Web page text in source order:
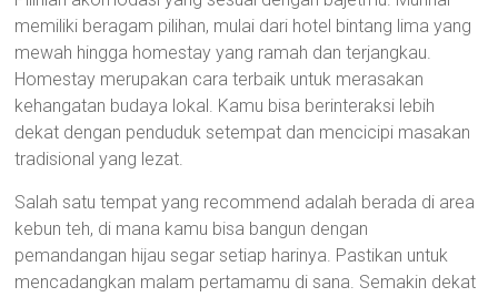
memiliki beragam pilihan, mulai dari hotel bintang lima yang
mewah hingga homestay yang ramah dan terjangkau.
Homestay merupakan cara terbaik untuk merasakan
kehangatan budaya lokal. Kamu bisa berinteraksi lebih
dekat dengan penduduk setempat dan mencicipi masakan
tradisional yang lezat.
Salah satu tempat yang recommend adalah berada di area
kebun teh, di mana kamu bisa bangun dengan
pemandangan hijau segar setiap harinya. Pastikan untuk
mencadangkan malam pertamamu di sana. Semakin dekat